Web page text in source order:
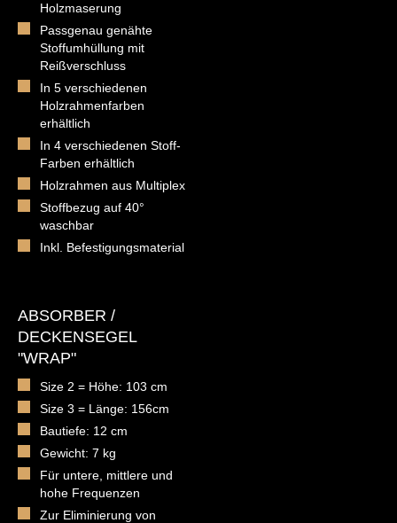
Holzmaserung
Passgenau genähte
Stoffumhüllung mit
Reißverschluss
In 5 verschiedenen
Holzrahmenfarben
erhältlich
In 4 verschiedenen Stoff-
Farben erhältlich
Holzrahmen aus Multiplex
Stoffbezug auf 40°
waschbar
Inkl. Befestigungsmaterial
ABSORBER /
DECKENSEGEL
"WRAP"
Size 2 = Höhe: 103 cm
Size 3 = Länge: 156cm
Bautiefe: 12 cm
Gewicht: 7 kg
Für untere, mittlere und
hohe Frequenzen
Zur Eliminierung von